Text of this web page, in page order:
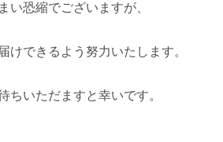
い恐縮でございますが、
けできるよう努力いたします。
ちいただますと幸いです。